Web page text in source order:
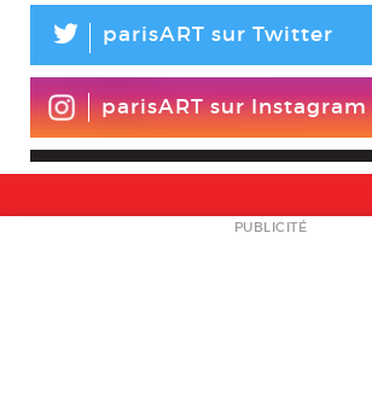
L parisART sur Twitter
parisART sur Instagram
NEWSLETTER
PUBLICITÉ